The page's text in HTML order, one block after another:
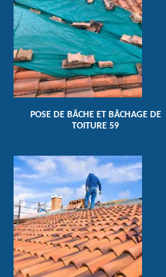
POSE DE BÂCHE ET BÂCHAGE DE
TOITURE 59